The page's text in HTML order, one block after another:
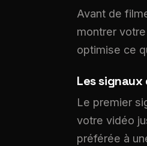
Avant de
montrer
optimise ce
Les
Le premier
votre vidéo
préférée à